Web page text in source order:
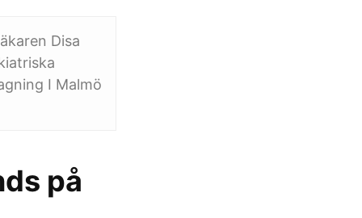
Disa
I Malmö
på